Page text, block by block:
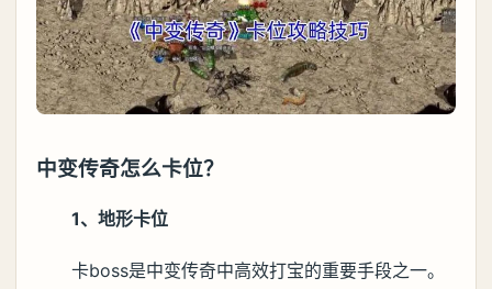
中变传奇怎么卡位？
1、地形卡位
卡boss是中变传奇中高效打宝的重要手段之一。